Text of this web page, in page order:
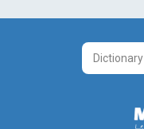
Dictionary